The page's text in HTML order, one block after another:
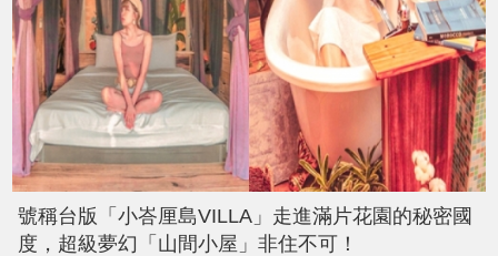
號稱台版「小峇厘島VILLA」走進滿片花園的秘密國
度，超級夢幻「山間小屋」非住不可！